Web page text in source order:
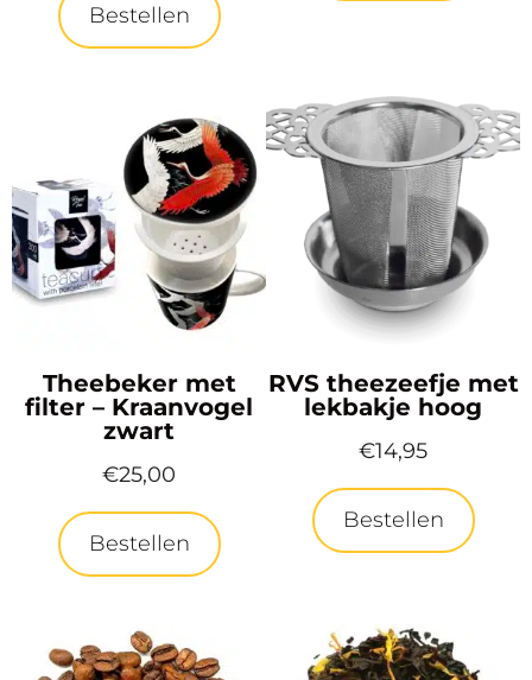
Bestellen
Theebeker met
filter – Kraanvogel
zwart
€25,00
Bestellen
RVS theezeefje met
lekbakje hoog
€14,95
Bestellen